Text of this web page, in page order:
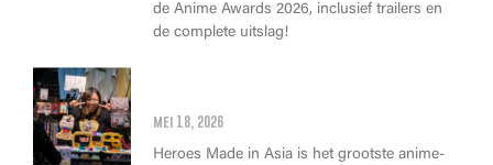
de Anime Awards 2026, inclusief trailers en
de complete uitslag!
mei 18, 2026
Heroes Made in Asia is het grootste anime-